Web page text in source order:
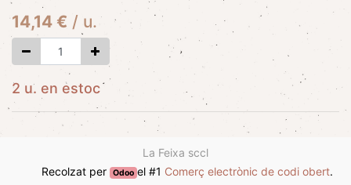
14,14 € / u.
2 u. en estoc
La Feixa sccl
Recolzat per
Odoo el #1 Comerç electrònic de codi obert.